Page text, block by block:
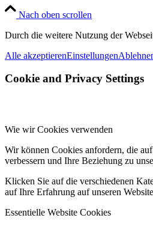
Nach oben scrollen
Durch die weitere Nutzung der
Alle akzeptierenEinstellungen
Cookie and Privacy Settings
Wie wir Cookies verwenden
Wir können Cookies anfordern, die
verbessern und Ihre Beziehung zu
Klicken Sie auf die verschiedenen
auf Ihre Erfahrung auf unseren
Essentielle Website Cookies